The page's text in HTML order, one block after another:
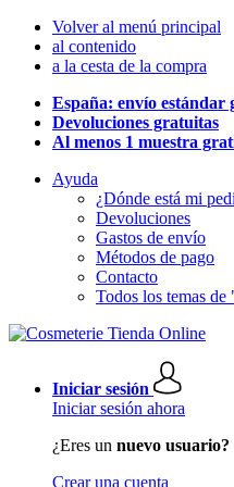
Volver al menú principal
al contenido
a la cesta de la compra
España: envío estándar
Devoluciones gratuitas
Al menos 1 muestra
Ayuda
¿Dónde está mi
Devoluciones
Gastos de envío
Métodos de pago
Contacto
Todos los temas
Iniciar sesión
Iniciar sesión ahora
¿Eres un nuevo usuario?
Crear una cuenta